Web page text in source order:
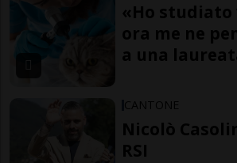
«Ho
ora me ne
a una
CANTONE
Nicolò
RSI